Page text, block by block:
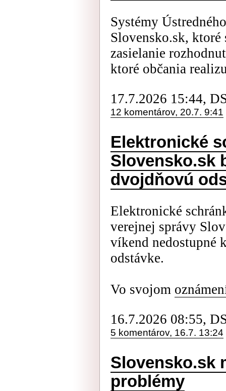
Systémy
Slovensko.sk,
zasielanie
ktoré občania
17.7.2026 15:44,
12 komentárov, 20.7. 9:41
Elektronické
Slovensko.sk
dvojdňovú
Elektronické
verejnej správy
víkend nedostupné
odstávke.
Vo svojom
16.7.2026 08:55,
5 komentárov, 16.7. 13:24
Slovensko.sk
problémy